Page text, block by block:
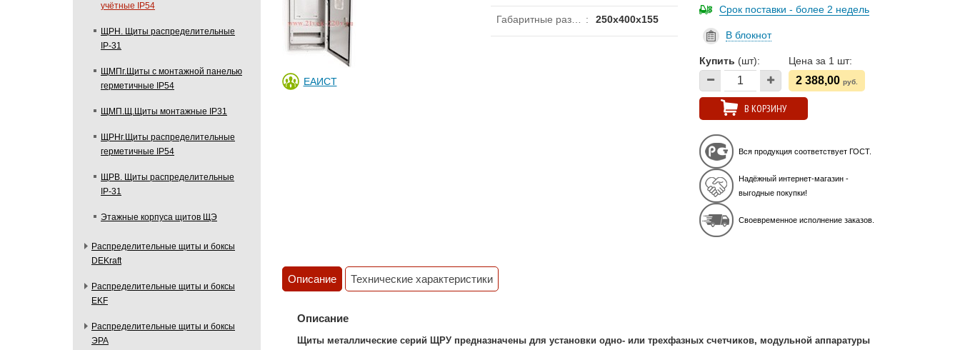
учётные IP54
ЩРН. Щиты распределительные
IP-31
ЩМПг.Щиты с монтажной панелью
герметичные IP54
ЩМП.Щ.Щиты монтажные IP31
ЩРНг.Щиты распределительные
герметичные IP54
ЩРВ. Щиты распределительные
IP-31
Этажные корпуса щитов ЩЭ
Распределительные щиты и боксы
DEKraft
Распределительные щиты и боксы
EKF
Распределительные щиты и боксы
ЭРА
ЕАИСТ
Габаритные размеры (ШхВхГ), мм : 250х400х155
Срок поставки - более 2 недель
В блокнот
Купить (шт): Цена за 1 шт:
2 388,00 руб.
В КОРЗИНУ
Вся продукция соответствует ГОСТ.
Надёжный интернет-магазин -
выгодные покупки!
Своевременное исполнение заказов.
Описание Технические характеристики
Описание
Щиты металлические серий ЩРУ предназначены для установки одно- или трехфазных счетчиков, модульной аппаратуры